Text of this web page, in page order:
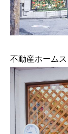
不動産ホーム